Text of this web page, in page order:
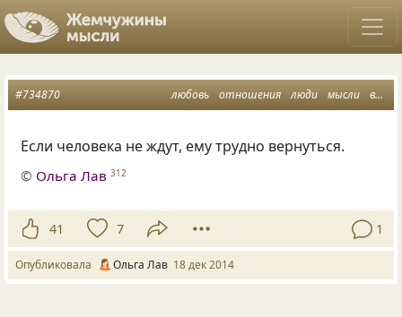
любовь отношения люди мысли возвращение
#734870
Если человека не ждут, ему трудно вернуться.
© Ольга Лав 312
41 7 1
Опубликовала Ольга Лав 18 дек 2014